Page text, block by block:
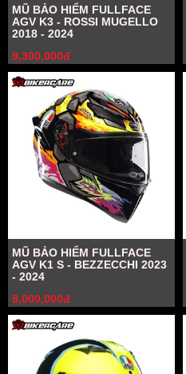
MŨ BẢO HIỂM FULLFACE
AGV K3 - ROSSI MUGELLO
2018 - 2024
9,300,000đ
MŨ BẢO HIỂM FULLFACE
AGV K1 S - BEZZECCHI 2023
- 2024
8,000,000đ